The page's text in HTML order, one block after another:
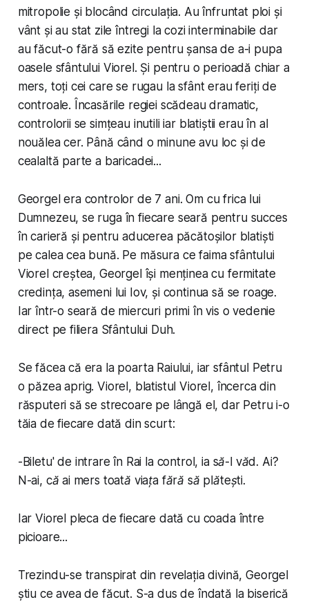
mitropolie și blocând circulația. Au înfruntat ploi și
vânt și au stat zile întregi la cozi interminabile dar
au făcut-o fără să ezite pentru șansa de a-i pupa
oasele sfântului Viorel. Și pentru o perioadă chiar a
mers, toți cei care se rugau la sfânt erau feriți de
controale. Încasările regiei scădeau dramatic,
controlorii se simțeau inutili iar blatiștii erau în al
nouălea cer. Până când o minune avu loc și de
cealaltă parte a baricadei...
Georgel era controlor de 7 ani. Om cu frica lui
Dumnezeu, se ruga în fiecare seară pentru succes
în carieră și pentru aducerea păcătoșilor blatiști
pe calea cea bună. Pe măsura ce faima sfântului
Viorel creștea, Georgel își menținea cu fermitate
credința, asemeni lui Iov, și continua să se roage.
Iar într-o seară de miercuri primi în vis o vedenie
direct pe filiera Sfântului Duh.
Se făcea că era la poarta Raiului, iar sfântul Petru
o păzea aprig. Viorel, blatistul Viorel, încerca din
răsputeri să se strecoare pe lângă el, dar Petru i-o
tăia de fiecare dată din scurt:
- Biletu' de intrare în Rai la control, ia să-l văd. Ai?
N-ai, că ai mers toată viața fără să plătești.
Iar Viorel pleca de fiecare dată cu coada între
picioare...
Trezindu-se transpirat din revelația divină, Georgel
știu ce avea de făcut. S-a dus de îndată la biserică